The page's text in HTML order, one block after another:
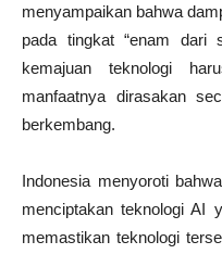
menyampaikan bahwa
pada tingkat “enam dari
kemajuan teknologi
manfaatnya dirasakan
berkembang.
Indonesia menyoroti
menciptakan teknologi AI
memastikan teknologi